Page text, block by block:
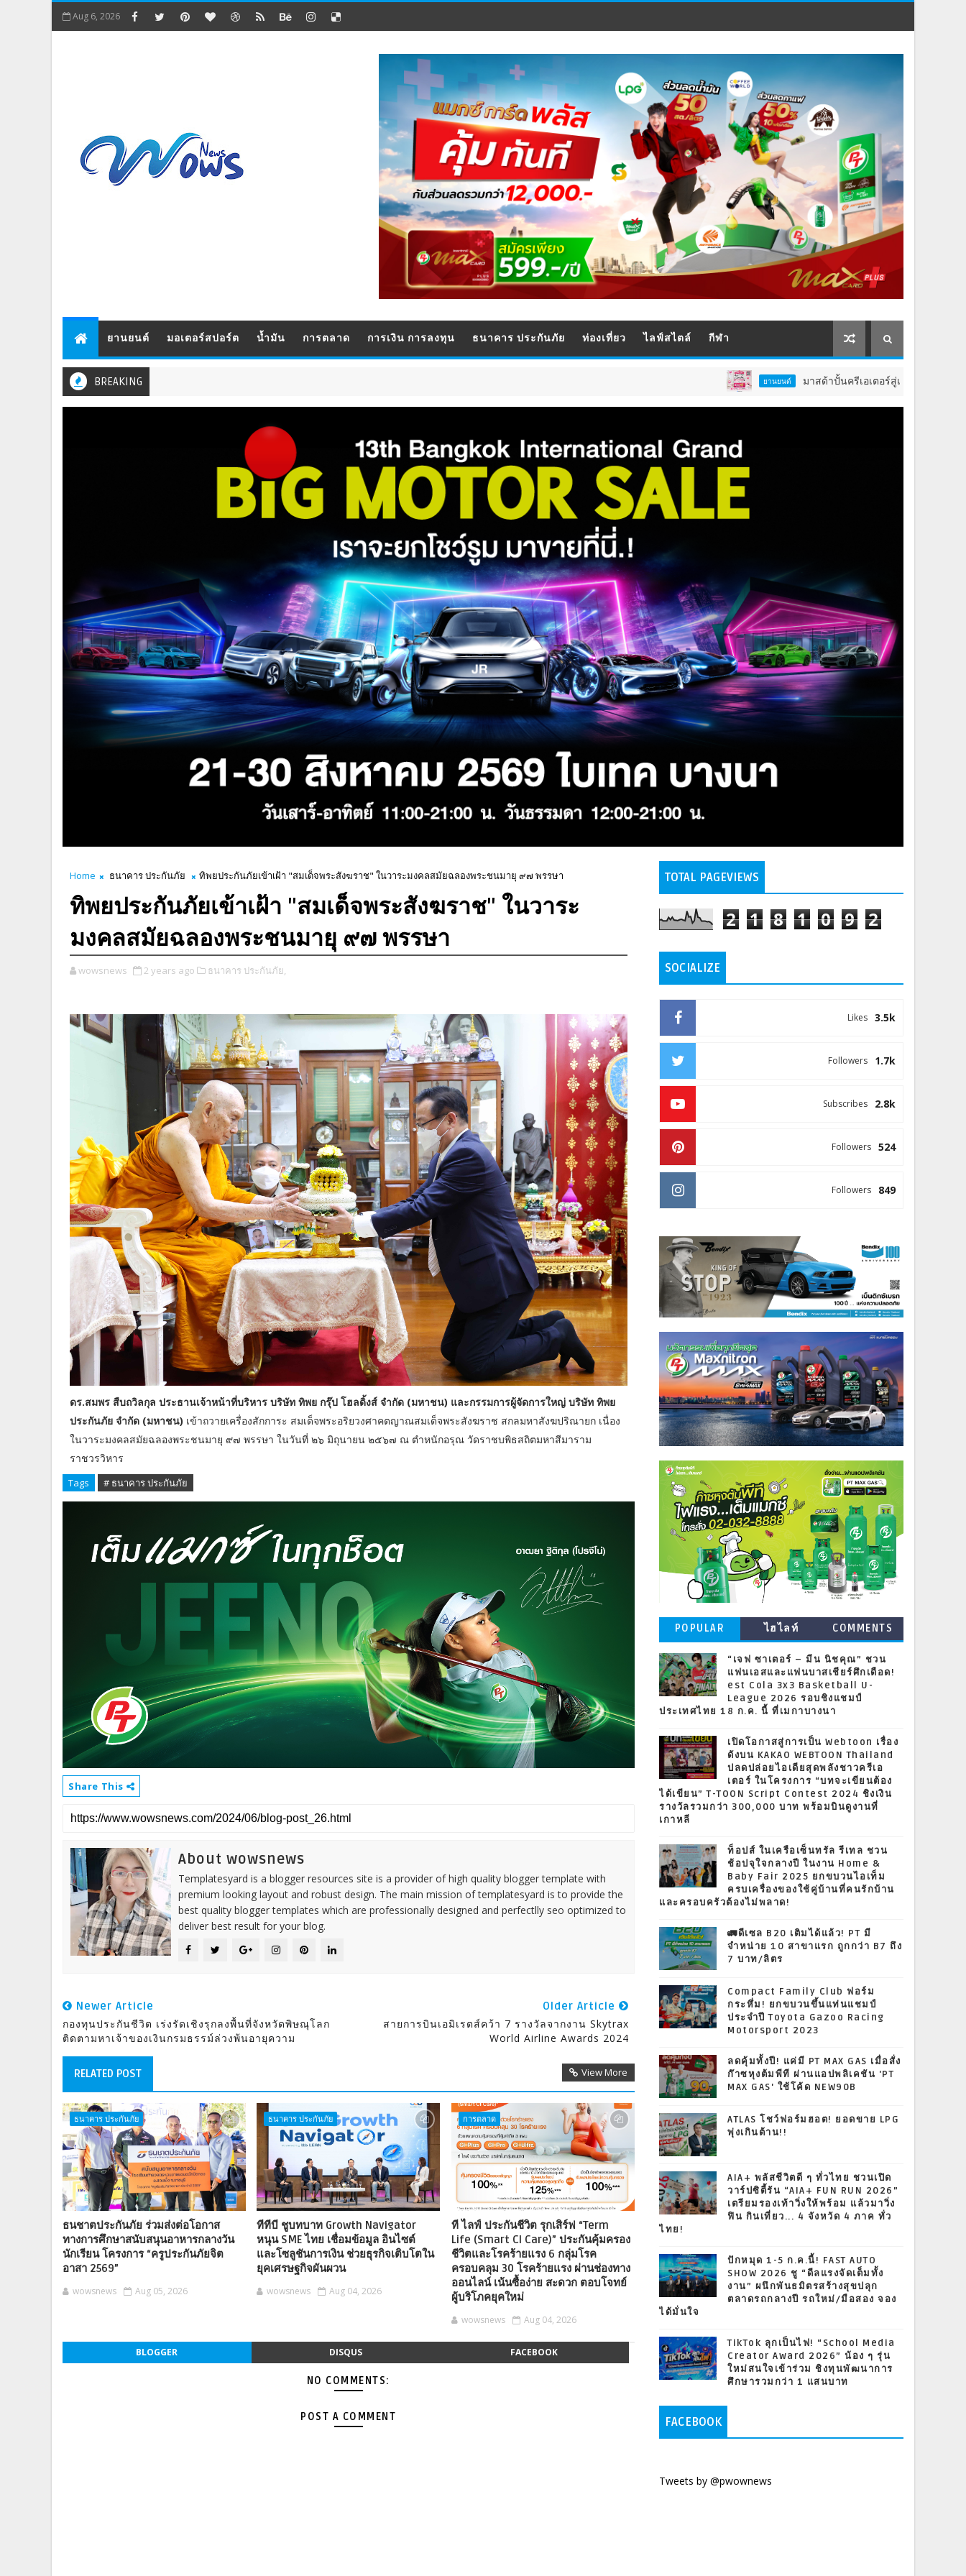
Aug 6, 2026
ยานยนต์ มอเตอร์สปอร์ต น้ำมัน การตลาด การเงิน การลงทุน ธนาคาร ประกันภัย ท่องเที่ยว ไลฟ์สไตล์ กีฬา
BREAKING ยานยนต์ มาสด้าปั้นครีเอเตอร์สู่เจ้าของธุรกิจจับมือจุฬาลงก
Home ธนาคาร ประกันภัย ทิพยประกันภัยเข้าเฝ้า "สมเด็จพระสังฆราช" ในวาระมงคลสมัยฉลองพระชนมายุ ๙๗ พรรษา
ทิพยประกันภัยเข้าเฝ้า "สมเด็จพระสังฆราช" ในวาระ
มงคลสมัยฉลองพระชนมายุ ๙๗ พรรษา
wowsnews 2 years ago ธนาคาร ประกันภัย,
ดร.สมพร สืบถวิลกุล ประธานเจ้าหน้าที่บริหาร บริษัท ทิพย กรุ๊ป โฮลดิ้งส์ จำกัด (มหาชน) และกรรมการผู้จัดการใหญ่ บริษัท ทิพย
ประกันภัย จำกัด (มหาชน) เข้าถวายเครื่องสักการะ สมเด็จพระอริยวงศาคตญาณสมเด็จพระสังฆราช สกลมหาสังฆปริณายก เนื่อง
ในวาระมงคลสมัยฉลองพระชนมายุ ๙๗ พรรษา ในวันที่ ๒๖ มิถุนายน ๒๕๖๗ ณ ตำหนักอรุณ วัดราชบพิธสถิตมหาสีมาราม
ราชวรวิหาร
Tags # ธนาคาร ประกันภัย
Share This
About wowsnews
Templatesyard is a blogger resources site is a provider of high quality blogger template with
premium looking layout and robust design. The main mission of templatesyard is to provide the
best quality blogger templates which are professionally designed and perfectlly seo optimized to
deliver best result for your blog.
Newer Article
กองทุนประกันชีวิต เร่งรัดเชิงรุกลงพื้นที่จังหวัดพิษณุโลก
ติดตามหาเจ้าของเงินกรมธรรม์ล่วงพ้นอายุความ
Older Article
สายการบินเอมิเรตส์คว้า 7 รางวัลจากงาน Skytrax
World Airline Awards 2024
RELATED POST View More
ธนาคาร ประกันภัย
ธนชาตประกันภัย ร่วมส่งต่อโอกาส
ทางการศึกษาสนับสนุนอาหารกลางวัน
นักเรียน โครงการ “ครูประกันภัยจิต
อาสา 2569”
wowsnews Aug 05, 2026
ธนาคาร ประกันภัย
ทีทีบี ชูบทบาท Growth Navigator
หนุน SME ไทย เชื่อมข้อมูล อินไซต์
และโซลูชันการเงิน ช่วยธุรกิจเติบโตใน
ยุคเศรษฐกิจผันผวน
wowsnews Aug 04, 2026
การตลาด
ที ไลฟ์ ประกันชีวิต รุกเสิร์ฟ “Term
Life (Smart CI Care)” ประกันคุ้มครอง
ชีวิตและโรคร้ายแรง 6 กลุ่มโรค
ครอบคลุม 30 โรคร้ายแรง ผ่านช่องทาง
ออนไลน์ เน้นซื้อง่าย สะดวก ตอบโจทย์
ผู้บริโภคยุคใหม่
wowsnews Aug 04, 2026
BLOGGER DISQUS FACEBOOK
NO COMMENTS:
POST A COMMENT
TOTAL PAGEVIEWS
2 1 8 1 0 9 2
SOCIALIZE
3.5k
Likes
1.7k
Followers
2.8k
Subscribes
524
Followers
849
Followers
POPULAR ไฮไลท์ COMMENTS
“เจฟ ซาเตอร์ – มีน นิชคุณ” ชวน
แฟนเอสและแฟนบาสเชียร์ศึกเดือด!
est Cola 3x3 Basketball U-
League 2026 รอบชิงแชมป์
ประเทศไทย 18 ก.ค. นี้ ที่เมกาบางนา
เปิดโอกาสสู่การเป็น Webtoon เรื่อง
ดังบน KAKAO WEBTOON Thailand
ปลดปล่อยไอเดียสุดพลังชาวครีเอ
เตอร์ ในโครงการ “บทจะเขียนต้อง
ได้เขียน” T-TOON Script Contest 2024 ชิงเงิน
รางวัลรวมกว่า 300,000 บาท พร้อมบินดูงานที่
เกาหลี
ท็อปส์ ในเครือเซ็นทรัล รีเทล ชวน
ช้อปจุใจกลางปี ในงาน Home &
Baby Fair 2025 ยกขบวนไอเท็ม
ครบเครื่องของใช้คู่บ้านที่คนรักบ้าน
และครอบครัวต้องไม่พลาด!
🚛ดีเซล B20 เติมได้แล้ว! PT มี
จำหน่าย 10 สาขาแรก ถูกกว่า B7 ถึง
7 บาท/ลิตร
Compact Family Club ฟอร์ม
กระหึ่ม! ยกขบวนขึ้นแท่นแชมป์
ประจำปี Toyota Gazoo Racing
Motorsport 2023
ลดคุ้มทั้งปี! แค่มี PT MAX GAS เมื่อสั่ง
ก๊าซหุงต้มพีที ผ่านแอปพลิเคชัน 'PT
MAX GAS' ใช้โค้ด NEW90B
ATLAS โชว์ฟอร์มฮอต! ยอดขาย LPG
พุ่งเกินต้าน!!
AIA+ พลัสชีวิตดี ๆ ทั่วไทย ชวนเปิด
วาร์ปซิตี้รัน “AIA+ FUN RUN 2026”
เตรียมรองเท้าวิ่งให้พร้อม แล้วมาวิ่ง
ฟิน กินเที่ยว... 4 จังหวัด 4 ภาค ทั่ว
ไทย!
ปักหมุด 1-5 ก.ค.นี้! FAST AUTO
SHOW 2026 ชู “ดีลแรงจัดเต็มทั้ง
งาน” ผนึกพันธมิตรสร้างสุขปลุก
ตลาดรถกลางปี รถใหม่/มือสอง จอง
ได้มั่นใจ
TikTok ลุกเป็นไฟ! “School Media
Creator Award 2026” น้อง ๆ รุ่น
ใหม่สนใจเข้าร่วม ชิงทุนพัฒนาการ
ศึกษารวมกว่า 1 แสนบาท
FACEBOOK
Tweets by @pwownews